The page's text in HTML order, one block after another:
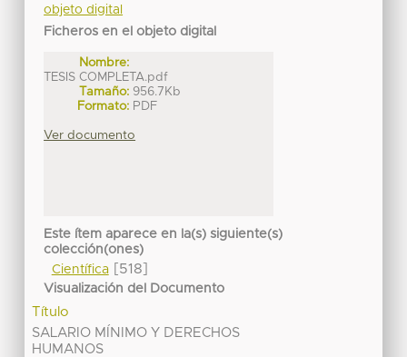
objeto digital
Ficheros en el objeto digital
Nombre:
TESIS COMPLETA.pdf
Tamaño: 956.7Kb
Formato: PDF
Ver documento
Este ítem aparece en la(s) siguiente(s)
colección(ones)
Científica[518]
Visualización del Documento
Título
SALARIO MÍNIMO Y DERECHOS
HUMANOS